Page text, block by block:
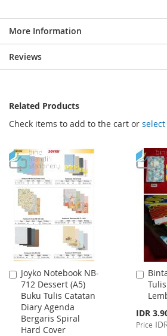
More Information
Reviews
Related Products
Check items to add to the cart or
Joyko Notebook NB-
712 Dessert (A5)
Buku Tulis Catatan
Diary Agenda
Bergaris Spiral
Hard Cover
Add
to
Cart
Special
Price
IDR
Price
Add
to
Cart